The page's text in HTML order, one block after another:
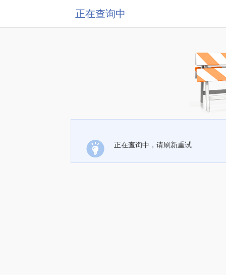
正在查询中
正在查询中，请刷新重试